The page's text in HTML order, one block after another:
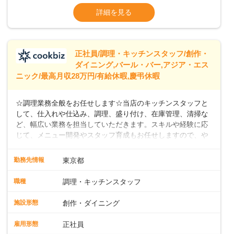
※試用期間3か月間（期間中、給与待遇変更
なし）
※経験年数を考慮の上、決定します。＜年収
例＞300万円~420万円 （賞与年3回を含む）
＞＞＞パートスタッフも同時募集中！時給
詳細を見る
正社員/調理・キッチンスタッフ/創作・
ダイニング,バール・バー,アジア・エス
ニック/最高月収28万円/有給休暇,慶弔休暇
☆調理業務全般をお任せします☆当店のキッチンスタッフと
して、仕入れや仕込み、調理、盛り付け、在庫管理、清掃な
ど、幅広い業務を担当していただきます。スキルや経験に応
じて、メニュー開発やスタッフ育成もお任せしますので、や
アアップのチャンスが豊富に用意されています。 【Dam
もと、クラフトビールと共に楽しめるこだわりのフィッシュ
中東、アジアなどの多国籍エッセンスを取り入れたカジュア
楽しい・美味しい瞬間をビールでつなぐことをコンセプト
勤務先情報 東京都
職種 調理・キッチンスタッフ
施設形態 創作・ダイニング
雇用形態 正社員